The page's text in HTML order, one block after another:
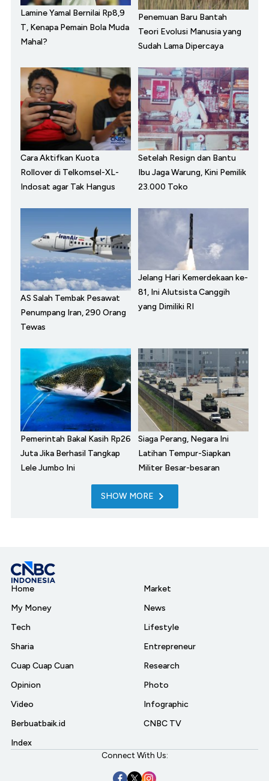
Lamine Yamal Bernilai Rp8,9
T, Kenapa Pemain Bola Muda
Mahal?
Penemuan Baru Bantah
Teori Evolusi Manusia yang
Sudah Lama Dipercaya
Cara Aktifkan Kuota
Rollover di Telkomsel-XL-
Indosat agar Tak Hangus
Setelah Resign dan Bantu
Ibu Jaga Warung, Kini Pemilik
23.000 Toko
AS Salah Tembak Pesawat
Penumpang Iran, 290 Orang
Tewas
Jelang Hari Kemerdekaan ke-
81, Ini Alutsista Canggih
yang Dimiliki RI
Pemerintah Bakal Kasih Rp26
Juta Jika Berhasil Tangkap
Lele Jumbo Ini
Siaga Perang, Negara Ini
Latihan Tempur-Siapkan
Militer Besar-besaran
SHOW MORE
Home
My Money
Tech
Sharia
Cuap Cuap Cuan
Opinion
Video
Berbuatbaik.id
Index
Market
News
Lifestyle
Entrepreneur
Research
Photo
Infographic
CNBC TV
Connect With Us: